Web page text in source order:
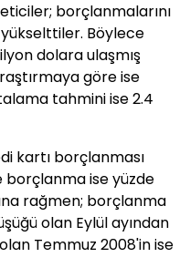
borçlanmalarını
yükselttiler. Böylece
dolara ulaşmış
göre ise
tahmini ise 2.4
kartı borçlanması
borçlanma ise yüzde
rağmen; borçlanma
olan Eylül ayından
Temmuz 2008'in ise